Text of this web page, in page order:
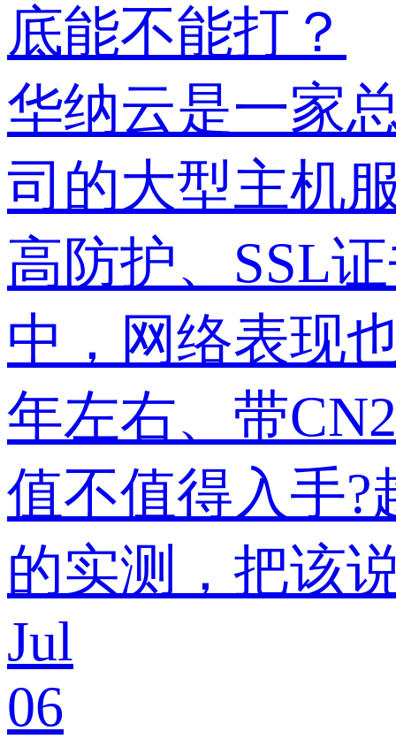
底能不能打？
华纳云是一家
司的大型主机
高防护、SSL
中，网络表现
年左右、带
值不值得入手
的实测，把该
Jul
06